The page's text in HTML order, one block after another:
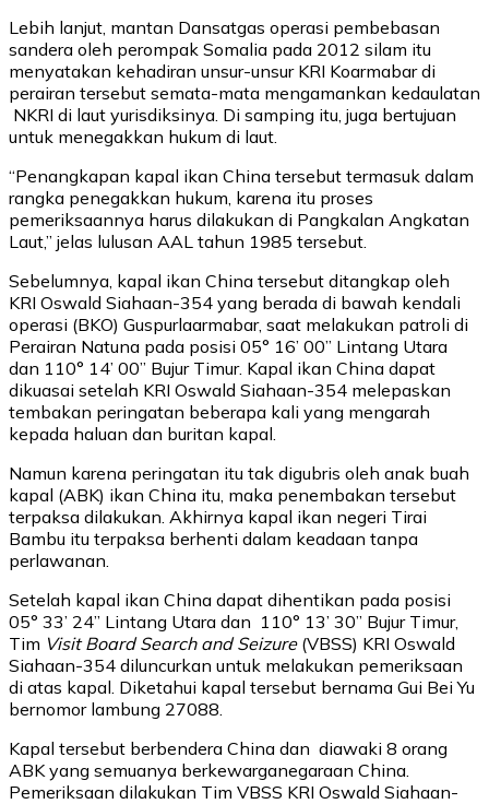
Lebih lanjut, mantan Dansatgas operasi pembebasan
sandera oleh perompak Somalia pada 2012 silam itu
menyatakan kehadiran unsur-unsur KRI Koarmabar di
perairan tersebut semata-mata mengamankan kedaulatan
NKRI di laut yurisdiksinya. Di samping itu, juga bertujuan
untuk menegakkan hukum di laut.
“Penangkapan kapal ikan China tersebut termasuk dalam
rangka penegakkan hukum, karena itu proses
pemeriksaannya harus dilakukan di Pangkalan Angkatan
Laut,” jelas lulusan AAL tahun 1985 tersebut.
Sebelumnya, kapal ikan China tersebut ditangkap oleh
KRI Oswald Siahaan-354 yang berada di bawah kendali
operasi (BKO) Guspurlaarmabar, saat melakukan patroli di
Perairan Natuna pada posisi 05° 16’ 00” Lintang Utara
dan 110° 14’ 00” Bujur Timur. Kapal ikan China dapat
dikuasai setelah KRI Oswald Siahaan-354 melepaskan
tembakan peringatan beberapa kali yang mengarah
kepada haluan dan buritan kapal.
Namun karena peringatan itu tak digubris oleh anak buah
kapal (ABK) ikan China itu, maka penembakan tersebut
terpaksa dilakukan. Akhirnya kapal ikan negeri Tirai
Bambu itu terpaksa berhenti dalam keadaan tanpa
perlawanan.
Setelah kapal ikan China dapat dihentikan pada posisi
05° 33’ 24” Lintang Utara dan 110° 13’ 30” Bujur Timur,
Tim Visit Board Search and Seizure(VBSS) KRI Oswald
Siahaan-354 diluncurkan untuk melakukan pemeriksaan
di atas kapal. Diketahui kapal tersebut bernama Gui Bei Yu
bernomor lambung 27088.
Kapal tersebut berbendera China dan diawaki 8 orang
ABK yang semuanya berkewarganegaraan China.
Pemeriksaan dilakukan Tim VBSS KRI Oswald Siahaan-